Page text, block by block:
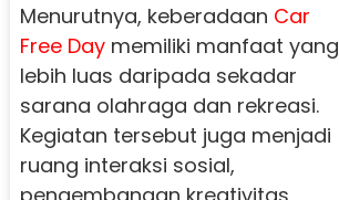
Menurutnya, keberadaan Car
Free Daymemiliki manfaat yang
lebih luas daripada sekadar
sarana olahraga dan rekreasi.
Kegiatan tersebut juga menjadi
ruang interaksi sosial,